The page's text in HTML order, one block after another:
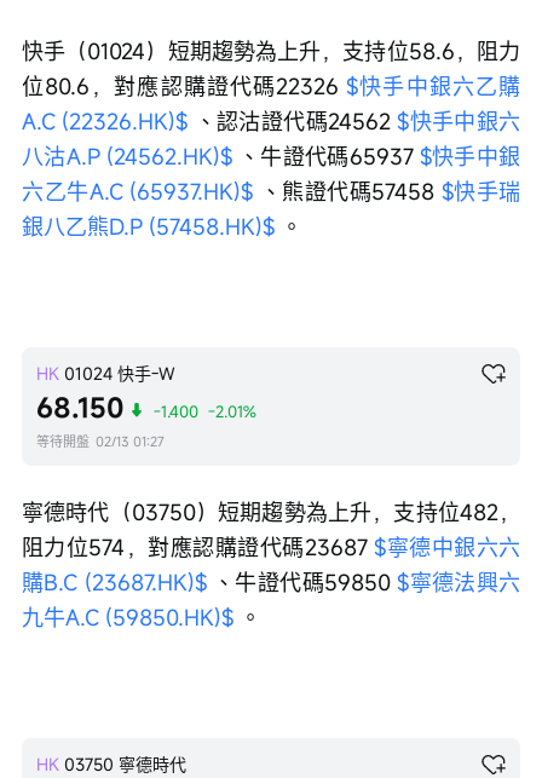
快手（01024）短期趨勢為上升，支持位58.6，阻力
位80.6，對應認購證代碼22326 $快手中銀六乙購
A.C (22326.HK)$ 、認沽證代碼24562 $快手中銀六
八沽A.P (24562.HK)$ 、牛證代碼65937 $快手中銀
六乙牛A.C (65937.HK)$ 、熊證代碼57458 $快手瑞
銀八乙熊D.P (57458.HK)$ 。
HK 01024 快手-W
68.150 -1.400 -2.01%
等待開盤 02/13 01:27
寧德時代（03750）短期趨勢為上升，支持位482，
阻力位574，對應認購證代碼23687 $寧德中銀六六
購B.C (23687.HK)$ 、牛證代碼59850 $寧德法興六
九牛A.C (59850.HK)$ 。
HK 03750 寧德時代